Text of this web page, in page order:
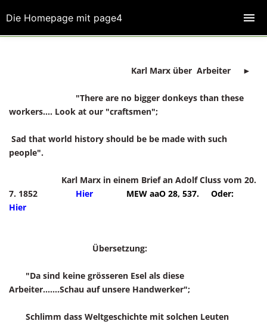
Karl Marx über Arbeiter ►
"There are no bigger donkeys than these
workers.... Look at our "craftsmen";
Sad that world history should be be made with such
people".
Karl Marx in einem Brief an Adolf Cluss vom 20.
7. 1852 Hier
MEW aaO 28, 537. Oder:
Hier
Übersetzung:
"Da sind keine grösseren Esel als diese
Arbeiter.......Schau auf unsere Handwerker";
Schlimm dass Weltgeschichte mit solchen Leuten
Die Homepage mit page4